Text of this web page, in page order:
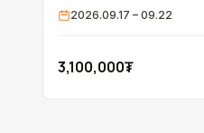
2026.09.17 – 09.22
3,100,000₮